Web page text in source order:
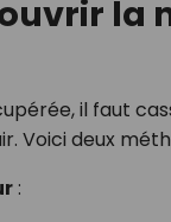
la
il faut
Voici deux
: